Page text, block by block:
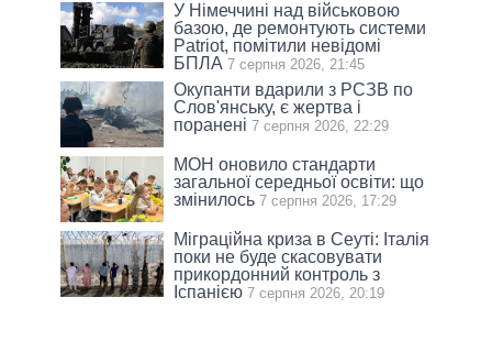
У Німеччині над військовою
базою, де ремонтують системи
Patriot, помітили невідомі
БПЛА 7 серпня 2026, 21:45
Окупанти вдарили з РСЗВ по
Слов'янську, є жертва і
поранені 7 серпня 2026, 22:29
МОН оновило стандарти
загальної середньої освіти: що
змінилось 7 серпня 2026, 17:29
Міграційна криза в Сеуті: Італія
поки не буде скасовувати
прикордонний контроль з
Іспанією 7 серпня 2026, 20:19